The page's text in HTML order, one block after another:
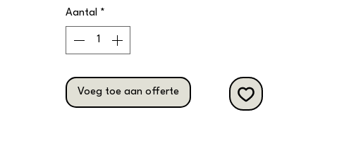
eventgelegenheden.
Aantal *
Voeg toe aan offerte